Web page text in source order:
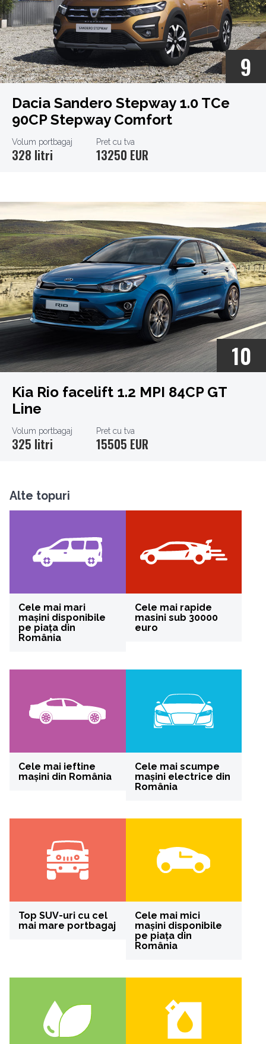
9
Dacia Sandero Stepway 1.0 TCe
90CP Stepway Comfort
Volum portbagaj
328 litri
Pret cu tva
13250 EUR
10
Kia Rio facelift 1.2 MPI 84CP GT
Line
Volum portbagaj
325 litri
Pret cu tva
15505 EUR
Alte topuri
Cele mai mari
mașini disponibile
pe piața din
România
Cele mai rapide
masini sub 30000
euro
Cele mai ieftine
mașini din România
Cele mai scumpe
mașini electrice din
România
Top SUV-uri cu cel
mai mare portbagaj
Cele mai mici
mașini disponibile
pe piața din
România